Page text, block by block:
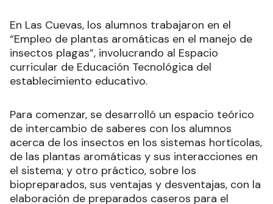
En Las Cuevas, los alumnos trabajaron en el
“Empleo de plantas aromáticas en el manejo de
insectos plagas”, involucrando al Espacio
curricular de Educación Tecnológica del
establecimiento educativo.
Para comenzar, se desarrolló un espacio teórico
de intercambio de saberes con los alumnos
acerca de los insectos en los sistemas hortícolas,
de las plantas aromáticas y sus interacciones en
el sistema; y otro práctico, sobre los
biopreparados, sus ventajas y desventajas, con la
elaboración de preparados caseros para el